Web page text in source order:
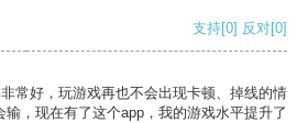
支持[0] 反对[0]
常好，玩游戏再也不会出现卡顿、掉线的情
，现在有了这个app，我的游戏水平提升了